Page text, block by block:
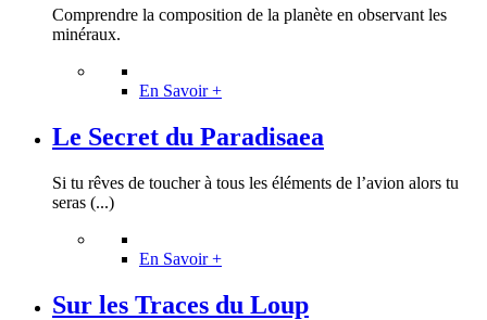
Comprendre la composition de la planète en observant les
minéraux.
En Savoir +
Le Secret du Paradisaea
Si tu rêves de toucher à tous les éléments de l’avion alors tu
seras (...)
En Savoir +
Sur les Traces du Loup